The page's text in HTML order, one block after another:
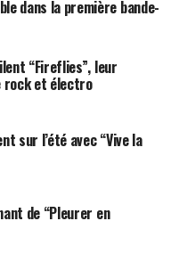
dans la première bande-
“Fireflies”, leur
rock et électro
sur l’été avec “Vive la
de “Pleurer en